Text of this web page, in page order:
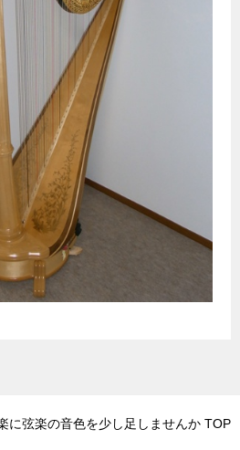
に弦楽の音色を少し足しませんか TOP